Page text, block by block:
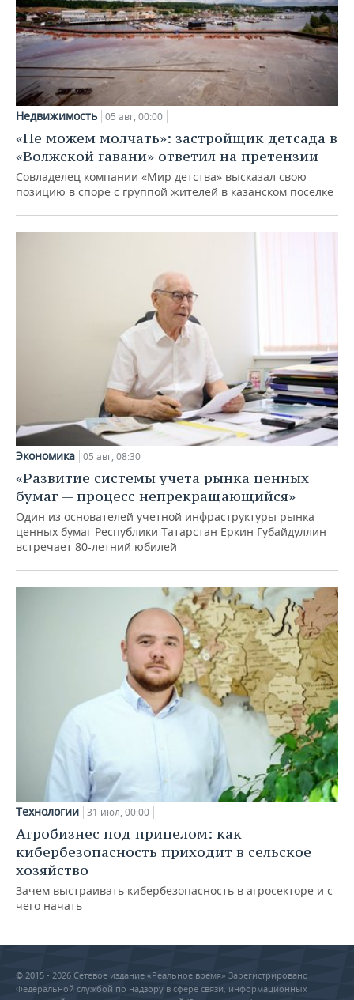
Недвижимость 05 авг, 00:00
«Не можем молчать»: застройщик детсада в
«Волжской гавани» ответил на претензии
Совладелец компании «Мир детства» высказал свою
позицию в споре с группой жителей в казанском поселке
Экономика 05 авг, 08:30
«Развитие системы учета рынка ценных
бумаг — процесс непрекращающийся»
Один из основателей учетной инфраструктуры рынка
ценных бумаг Республики Татарстан Еркин Губайдуллин
встречает 80-летний юбилей
Технологии 31 июл, 00:00
Агробизнес под прицелом: как
кибербезопасность приходит в сельское
хозяйство
Зачем выстраивать кибербезопасность в агросекторе и с
чего начать
© 2015 - 2026 Сетевое издание «Реальное время» Зарегистрировано
Федеральной службой по надзору в сфере связи, информационных